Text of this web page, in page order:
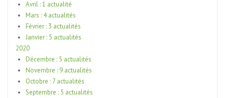
Avril : 1 actualité
Mars : 4 actualités
Février : 3 actualités
Janvier : 5 actualités
2020
Décembre : 5 actualités
Novembre : 9 actualités
Octobre : 7 actualités
Septembre : 5 actualités